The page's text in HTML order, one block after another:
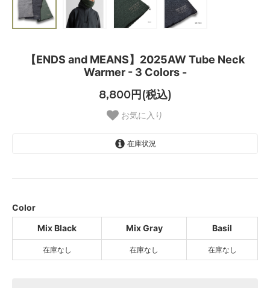
【ENDS and MEANS】2025AW Tube Neck
Warmer - 3 Colors -
8,800円(税込)
お気に入り
在庫状況
Basil
SOLD OUT
Color
Mix Black
Mix Gray Basil
在庫なし 在庫なし 在庫なし